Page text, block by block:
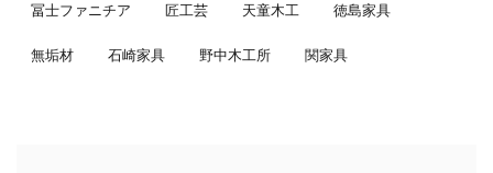
冨士ファニチア 匠工芸 天童木工 徳島家具
無垢材 石崎家具 野中木工所 関家具